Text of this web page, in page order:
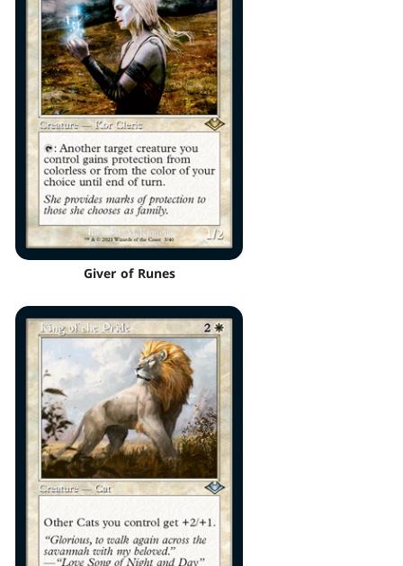
Giver of Runes